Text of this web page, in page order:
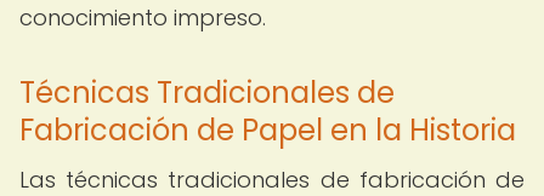
conocimiento impreso.
Técnicas Tradicionales de
Fabricación de Papel en la Historia
Las técnicas tradicionales de fabricación de